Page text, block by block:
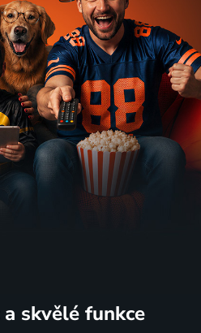
a skvělé funkce